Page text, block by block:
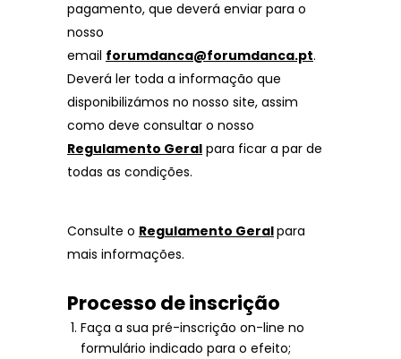
pagamento, que deverá enviar para o
nosso
email forumdanca@forumdanca.pt.
Deverá ler toda a informação que
disponibilizámos no nosso site, assim
como deve consultar o nosso
Regulamento Geral para ficar a par de
todas as condições.
Consulte o Regulamento Geralpara
mais informações.
Processo de inscrição
Faça a sua pré-inscrição on-line no
formulário indicado para o efeito;